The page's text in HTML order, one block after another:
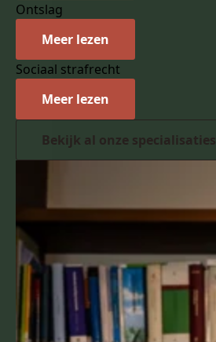
Ontslag
Meer lezen
Sociaal strafrecht
Meer lezen
Bekijk al onze specialisaties